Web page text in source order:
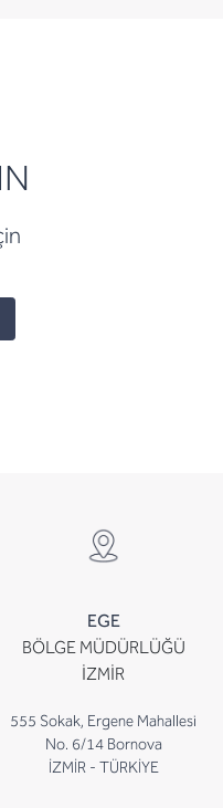
EGE
BÖLGE MÜDÜRLÜĞÜ
İZMİR
555 Sokak, Ergene Mahallesi
No. 6/14 Bornova
İZMİR - TÜRKİYE